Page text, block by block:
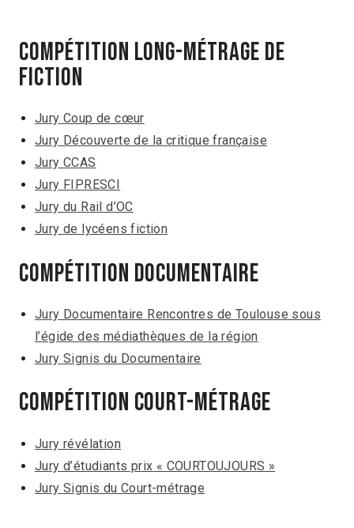
Compétition Long-métrage de
fiction
​Jury Coup de cœur
Jury Découverte de la critique française
Jury CCAS
Jury FIPRESCI
Jury du Rail d’OC
Jury de lycéens fiction
Compétition Documentaire
Jury Documentaire Rencontres de Toulouse sous
l’égide des médiathèques de la région
Jury Signis du Documentaire
Compétition Court-métrage
Jury révélation
Jury d’étudiants prix « COURTOUJOURS »
Jury Signis du Court-métrage